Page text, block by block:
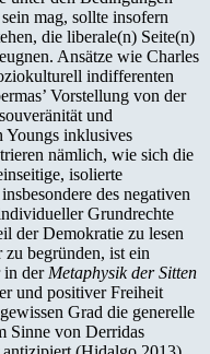
mag, sollte insofern
die liberale(n) Seite(n)
Ansätze wie Charles
indifferenten
Vorstellung von der
und
Youngs inklusives
nämlich, wie sich die
isolierte
des negativen
Grundrechte
der Demokratie zu lesen
begründen, ist ein
in der Metaphysik der Sitten
und positiver Freiheit
Grad die generelle
Sinne von Derridas